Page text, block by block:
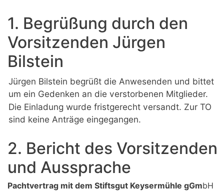
1. Begrüßung durch den
Vorsitzenden Jürgen
Bilstein
Jürgen Bilstein begrüßt die Anwesenden und bittet
um ein Gedenken an die verstorbenen Mitglieder.
Die Einladung wurde fristgerecht versandt. Zur TO
sind keine Anträge eingegangen.
2. Bericht des Vorsitzenden
und Aussprache
Pachtvertrag mit dem Stiftsgut Keysermühle gGmbH